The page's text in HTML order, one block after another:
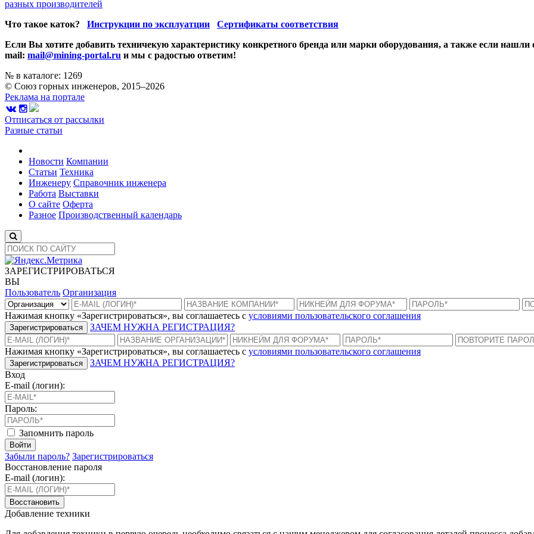
разных производителей
Что такое каток? Инструкции по эксплуатции
Сертификаты соответствия
Если Вы хотите добавить техничекую характеристику конкретного бренда или марки оборудования, а также если
mail: mail@mining-portal.ru и мы с радостью ответим!
№ в каталоге: 1269
© Союз горных инженеров, 2015–2026
Реклама на портале
Отписаться от рассылки
Разные статьи
Новости Компании
Статьи Техника
Инженеру Справочник инженера
Работа Выставки
О сайте Оферта
Разное Производственный календарь
ЗАРЕГИСТРИРОВАТЬСЯ
ВЫ
Пользователь Организация
Нажимая кнопку «Зарегистрироваться», вы соглашаетесь с условиями пользовательского соглашения
Зарегистрироваться ЗАЧЕМ НУЖНА РЕГИСТРАЦИЯ?
Нажимая кнопку «Зарегистрироваться», вы соглашаетесь с условиями пользовательского соглашения
Зарегистрироваться
ЗАЧЕМ НУЖНА РЕГИСТРАЦИЯ?
Вход
E-mail (логин):
Пароль:
Запомнить пароль
Войти
Забыли пароль? Зарегистрироваться
Восстановление пароля
E-mail (логин):
Восстановить
Добавление техники